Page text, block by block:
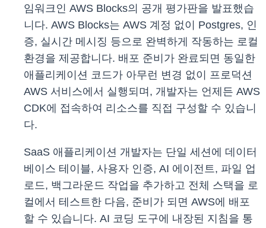
임워크인 AWS Blocks의 공개 평가판을 발표했습
니다. AWS Blocks는 AWS 계정 없이 Postgres, 인
증, 실시간 메시징 등으로 완벽하게 작동하는 로컬
환경을 제공합니다. 배포 준비가 완료되면 동일한
애플리케이션 코드가 아무런 변경 없이 프로덕션
AWS 서비스에서 실행되며, 개발자는 언제든 AWS
CDK에 접속하여 리소스를 직접 구성할 수 있습니
다.
SaaS 애플리케이션 개발자는 단일 세션에 데이터
베이스 테이블, 사용자 인증, AI 에이전트, 파일 업
로드, 백그라운드 작업을 추가하고 전체 스택을 로
컬에서 테스트한 다음, 준비가 되면 AWS에 배포
할 수 있습니다. AI 코딩 도구에 내장된 지침을 통